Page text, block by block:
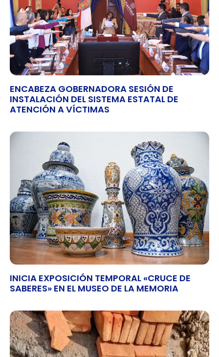
ENCABEZA GOBERNADORA SESIÓN DE
INSTALACIÓN DEL SISTEMA ESTATAL DE
ATENCIÓN A VÍCTIMAS
INICIA EXPOSICIÓN TEMPORAL «CRUCE DE
SABERES» EN EL MUSEO DE LA MEMORIA